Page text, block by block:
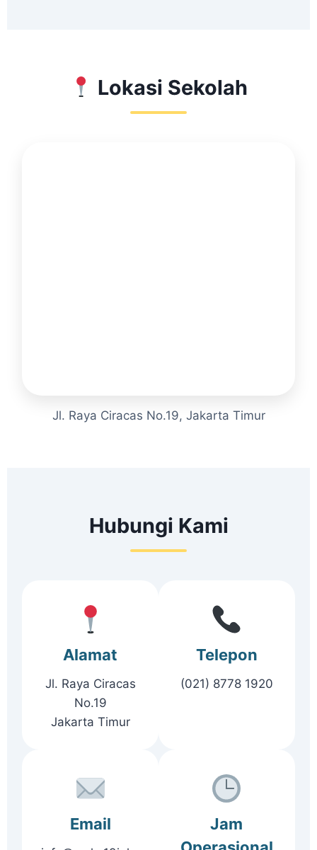
Lokasi Sekolah
Jl. Raya Ciracas No.19, Jakarta Timur
Hubungi Kami
Alamat
Jl. Raya Ciracas
No.19
Jakarta Timur
Telepon
(021) 8778 1920
Email
Jam